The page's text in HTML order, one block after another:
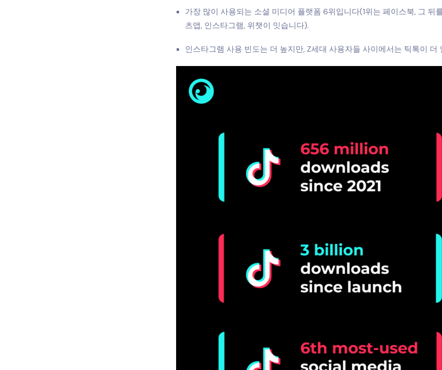
가장 많이 사용되는 소셜 미디어 플랫폼 6위입니다(1위는 페이스북, 그 뒤
츠앱, 인스타그램, 위챗이 잇습니다).
인스타그램 사용 빈도는 더 높지만, Z세대 사용자들 사이에서는 틱톡이 더